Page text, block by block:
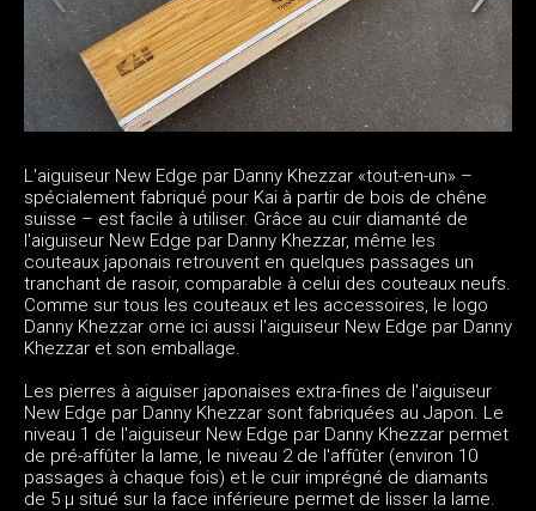
L'aiguiseur New Edge par Danny Khezzar «tout-en-un» –
spécialement fabriqué pour Kai à partir de bois de chêne
suisse – est facile à utiliser. Grâce au cuir diamanté de
l'aiguiseur New Edge par Danny Khezzar, même les
couteaux japonais retrouvent en quelques passages un
tranchant de rasoir, comparable à celui des couteaux neufs.
Comme sur tous les couteaux et les accessoires, le logo
Danny Khezzar orne ici aussi l'aiguiseur New Edge par Danny
Khezzar et son emballage.
Les pierres à aiguiser japonaises extra-fines de l'aiguiseur
New Edge par Danny Khezzar sont fabriquées au Japon. Le
niveau 1 de l'aiguiseur New Edge par Danny Khezzar permet
de pré-affûter la lame, le niveau 2 de l'affûter (environ 10
passages à chaque fois) et le cuir imprégné de diamants
de 5 μ situé sur la face inférieure permet de lisser la lame.